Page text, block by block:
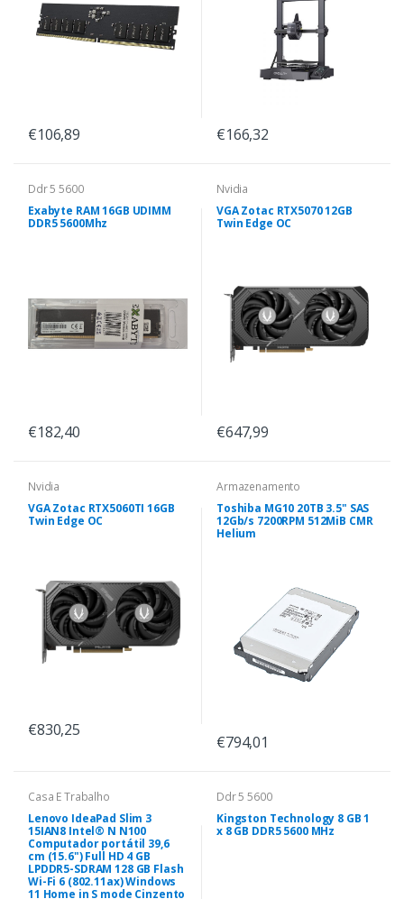
€106,89 €166,32
Ddr 5 5600
Exabyte RAM 16GB UDIMM
DDR5 5600Mhz
€182,40
Nvidia
VGA Zotac RTX5070 12GB
Twin Edge OC
€647,99
Nvidia
VGA Zotac RTX5060TI 16GB
Twin Edge OC
€830,25
Armazenamento
Toshiba MG10 20TB 3.5" SAS
12Gb/s 7200RPM 512MiB CMR
Helium
€794,01
Casa E Trabalho
Lenovo IdeaPad Slim 3
15IAN8 Intel® N N100
Computador portátil 39,6
cm (15.6") Full HD 4 GB
LPDDR5-SDRAM 128 GB Flash
Wi-Fi 6 (802.11ax) Windows
11 Home in S mode Cinzento
Ddr 5 5600
Kingston Technology 8 GB 1
x 8 GB DDR5 5600 MHz